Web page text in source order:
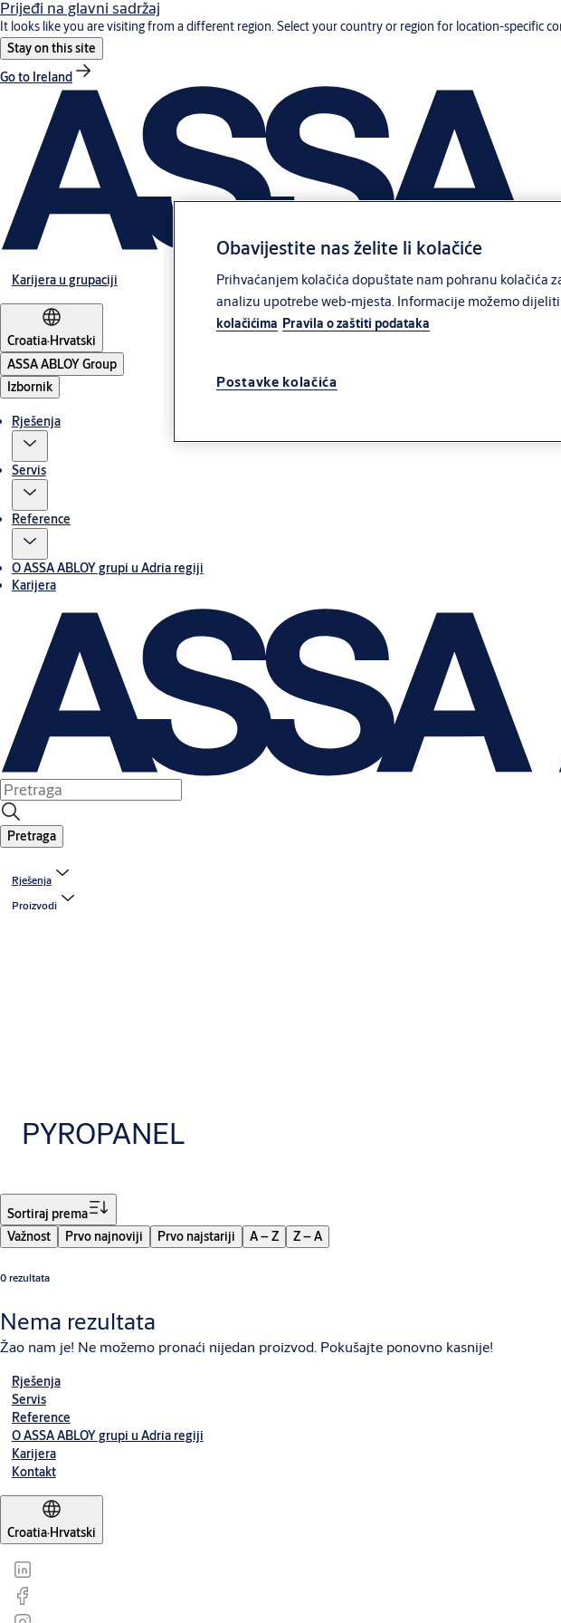
Prijeđi na glavni sadržaj
It looks like you are visiting from a different region. Select your country or region for location-specific
Stay on this site
Go to Ireland
Karijera u grupaciji
Croatia·Hrvatski
ASSA ABLOY Group
Izbornik
Rješenja
Servis
Reference
O ASSA ABLOY grupi u Adria regiji
Karijera
Pretraga
Rješenja
Proizvodi
PYROPANEL
Sortiraj prema
Važnost
Prvo najnoviji Prvo najstariji A – Z Z – A
0 rezultata
Nema rezultata
Žao nam je! Ne možemo pronaći nijedan proizvod. Pokušajte ponovno kasnije!
Rješenja
Servis
Reference
O ASSA ABLOY grupi u Adria regiji
Karijera
Kontakt
Croatia·Hrvatski
Obavijestite nas želite li kolačiće
Prihvaćanjem kolačića dopuštate nam pohranu kolačića
analizu upotrebe web-mjesta. Informacije možemo
kolačićima Pravila o zaštiti podataka
Postavke kolačića